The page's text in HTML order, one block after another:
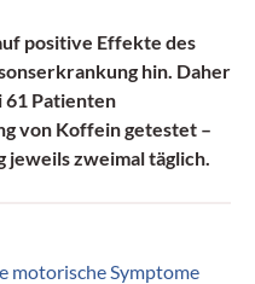
positive Effekte des
hin. Daher
61 Patienten
von Koffeingetestet –
jeweils zweimal täglich.
motorische Symptome